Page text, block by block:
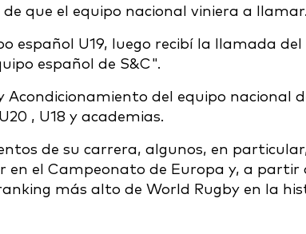
que el equipo nacional viniera a llamar.
español U19, luego recibí la llamada
español de S&C".
Acondicionamiento del equipo nacional
, U18 y academias.
de su carrera, algunos, en
en el Campeonato de Europa y, a partir
más alto de World Rugby en la